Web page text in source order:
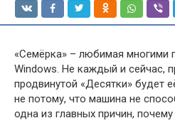
«Семёрка» – любимая многими
Windows. Не каждый и сейчас,
продвинутой «Десятки» будет
не потому, что машина не
одна из главных причин,